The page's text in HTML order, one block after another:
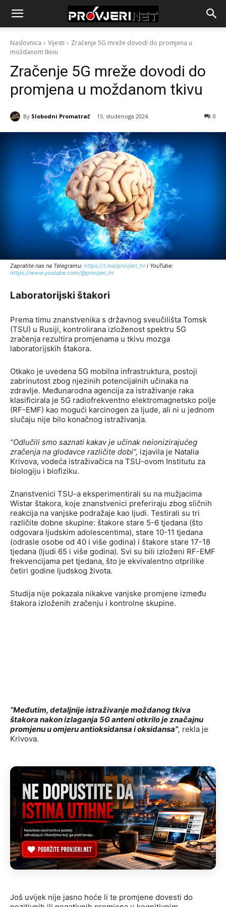
Naslovnica Vijesti
Zračenje 5G mreže dovodi do promjena u
moždanom tkivu
Zračenje 5G mreže dovodi do
promjena u moždanom tkivu
By Slobodni Promatrač 15. studenoga 2024. 0
Zapratite nas na Telegramu: https://t.me/provjeri_hri YouTube:
https://www.youtube.com/@provjeri_hr
Laboratorijski štakori
Prema timu znanstvenika s državnog sveučilišta Tomsk
(TSU) u Rusiji, kontrolirana izloženost spektru 5G
zračenja rezultira promjenama u tkivu mozga
laboratorijskih štakora.
Otkako je uvedena 5G mobilna infrastruktura, postoji
zabrinutost zbog njezinih potencijalnih učinaka na
zdravlje. Međunarodna agencija za istraživanje raka
klasificirala je 5G radiofrekventno elektromagnetsko polje
(RF-EMF) kao mogući karcinogen za ljude, ali ni u jednom
slučaju nije bilo konačnog istraživanja.
“Odlučili smo saznati kakav je učinak neionizirajućeg
zračenja na glodavce različite dobi”, izjavila je Natalia
Krivova, vodeća istraživačica na TSU-ovom Institutu za
biologiju i biofiziku.
Znanstvenici TSU-a eksperimentirali su na mužjacima
Wistar štakora, koje znanstvenici preferiraju zbog sličnih
reakcija na vanjske podražaje kao ljudi. Testirali su tri
različite dobne skupine: štakore stare 5-6 tjedana (što
odgovara ljudskim adolescentima), stare 10-11 tjedana
(odrasle osobe od 40 i više godina) i štakore stare 17-18
tjedana (ljudi 65 i više godina). Svi su bili izloženi RF-EMF
frekvencijama pet tjedana, što je ekvivalentno otprilike
četiri godine ljudskog života.
Studija nije pokazala nikakve vanjske promjene između
štakora izloženih zračenju i kontrolne skupine.
“Međutim, detaljnije istraživanje moždanog tkiva
štakora nakon izlaganja 5G anteni otkrilo je značajnu
promjenu u omjeru antioksidansa i oksidansa”, rekla je
Krivova.
Još uvijek nije jasno hoće li te promjene dovesti do